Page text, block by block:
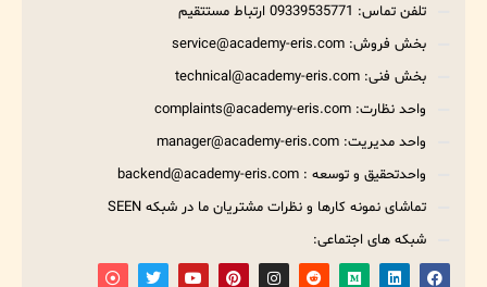
تلفن تماس: 09339535771 ارتباط مستتقیم
بخش فروش: service@academy-eris.com
بخش فنی: technical@academy-eris.com
واحد نظارت: complaints@academy-eris.com
واحد مدیریت: manager@academy-eris.com
واحدتحقیق و توسعه : backend@academy-eris.com
تماشای نمونه کارها و نظرات مشتریان ما در شبکه SEEN
شبکه های اجتماعی: